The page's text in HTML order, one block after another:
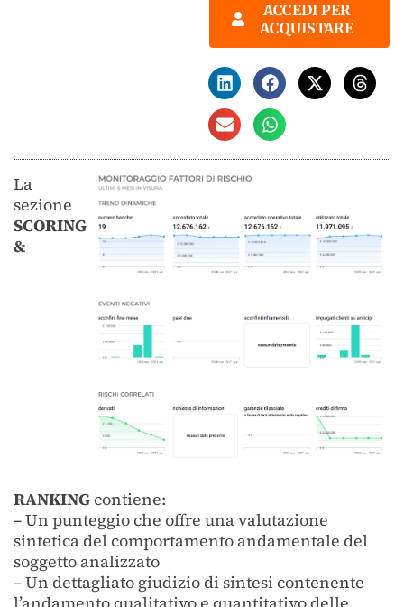
ACCEDI PER
ACQUISTARE
La
sezione
SCORING
&
RANKINGcontiene:
– Un punteggio che offre una valutazione
sintetica del comportamento andamentale del
soggetto analizzato
– Un dettagliato giudizio di sintesi contenente